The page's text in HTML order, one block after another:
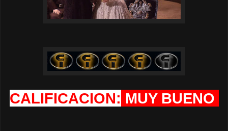
CALIFICACION: MUY BUENO